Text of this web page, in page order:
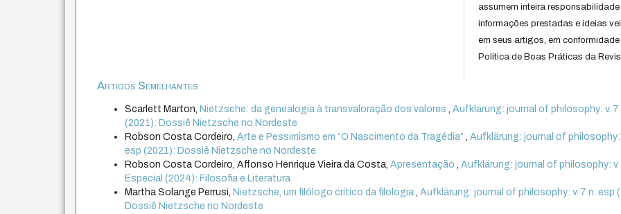
assumem inteira responsabilidade
informações prestadas e ideias
em seus artigos, em
Política de Boas Práticas da
Artigos Semelhantes
Scarlett Marton, Nietzsche: da genealogia à transvaloração dos valores,Aufklärung: journal of philosophy: v. 7
(2021): Dossiê Nietzsche no Nordeste
Robson Costa Cordeiro,Arte e Pessimismo em “O Nascimento da Tragédia”,Aufklärung: journal of philosophy:
esp (2021): Dossiê Nietzsche no Nordeste
Robson Costa Cordeiro, Affonso Henrique Vieira da Costa,Apresentação,Aufklärung: journal of philosophy: v.
Especial (2024): Filosofia e Literatura
Martha Solange Perrusi, Nietzsche, um filólogo crítico da filologia,Aufklärung: journal of philosophy: v. 7 n. esp
Dossiê Nietzsche no Nordeste